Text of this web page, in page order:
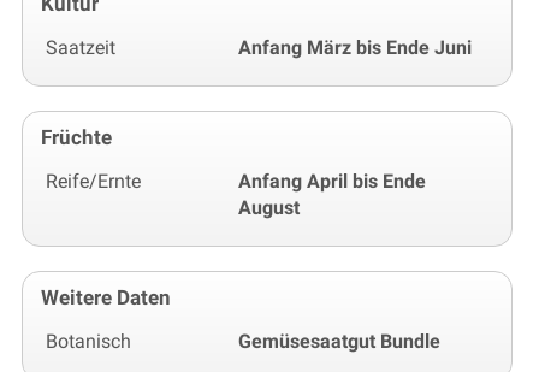
Saatzeit Anfang März bis Ende Juni
Früchte
Reife/Ernte
Anfang April bis Ende
August
Weitere Daten
Botanisch Gemüsesaatgut Bundle